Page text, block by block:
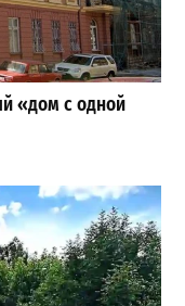
«дом с одной